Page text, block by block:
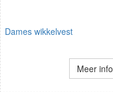
Dames wikkelvest
Meer info